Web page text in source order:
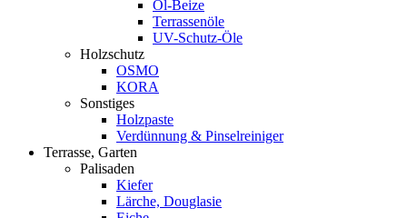
Öl-Beize
Terrassenöle
UV-Schutz-Öle
Holzschutz
OSMO
KORA
Sonstiges
Holzpaste
Verdünnung & Pinselreiniger
Terrasse, Garten
Palisaden
Kiefer
Lärche, Douglasie